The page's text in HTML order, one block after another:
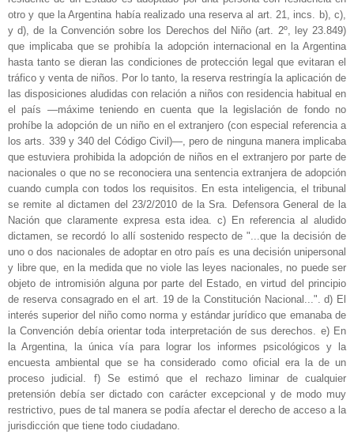
otro y que la Argentina había realizado una reserva al art. 21, incs. b), c),
y d), de la Convención sobre los Derechos del Niño (art. 2º, ley 23.849)
que implicaba que se prohibía la adopción internacional en la Argentina
hasta tanto se dieran las condiciones de protección legal que evitaran el
tráfico y venta de niños. Por lo tanto, la reserva restringía la aplicación de
las disposiciones aludidas con relación a niños con residencia habitual en
el país —máxime teniendo en cuenta que la legislación de fondo no
prohíbe la adopción de un niño en el extranjero (con especial referencia a
los arts. 339 y 340 del Código Civil)—, pero de ninguna manera implicaba
que estuviera prohibida la adopción de niños en el extranjero por parte de
nacionales o que no se reconociera una sentencia extranjera de adopción
cuando cumpla con todos los requisitos. En esta inteligencia, el tribunal
se remite al dictamen del 23/2/2010 de la Sra. Defensora General de la
Nación que claramente expresa esta idea. c) En referencia al aludido
dictamen, se recordó lo allí sostenido respecto de "...que la decisión de
uno o dos nacionales de adoptar en otro país es una decisión unipersonal
y libre que, en la medida que no viole las leyes nacionales, no puede ser
objeto de intromisión alguna por parte del Estado, en virtud del principio
de reserva consagrado en el art. 19 de la Constitución Nacional...". d) El
interés superior del niño como norma y estándar jurídico que emanaba de
la Convención debía orientar toda interpretación de sus derechos. e) En
la Argentina, la única vía para lograr los informes psicológicos y la
encuesta ambiental que se ha considerado como oficial era la de un
proceso judicial. f) Se estimó que el rechazo liminar de cualquier
pretensión debía ser dictado con carácter excepcional y de modo muy
restrictivo, pues de tal manera se podía afectar el derecho de acceso a la
jurisdicción que tiene todo ciudadano.